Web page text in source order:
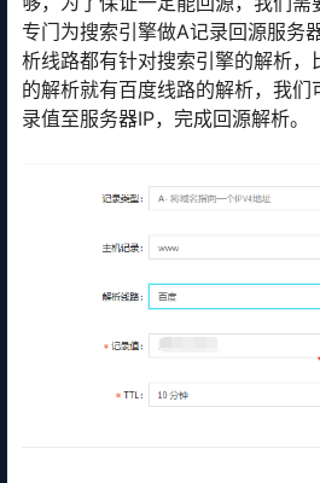
专门为搜索引擎做A记录回源服务
析线路都有针对搜索引擎的解析，
的解析就有百度线路的解析，我
录值至服务器IP，完成回源解析。